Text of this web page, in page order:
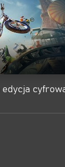
edycja